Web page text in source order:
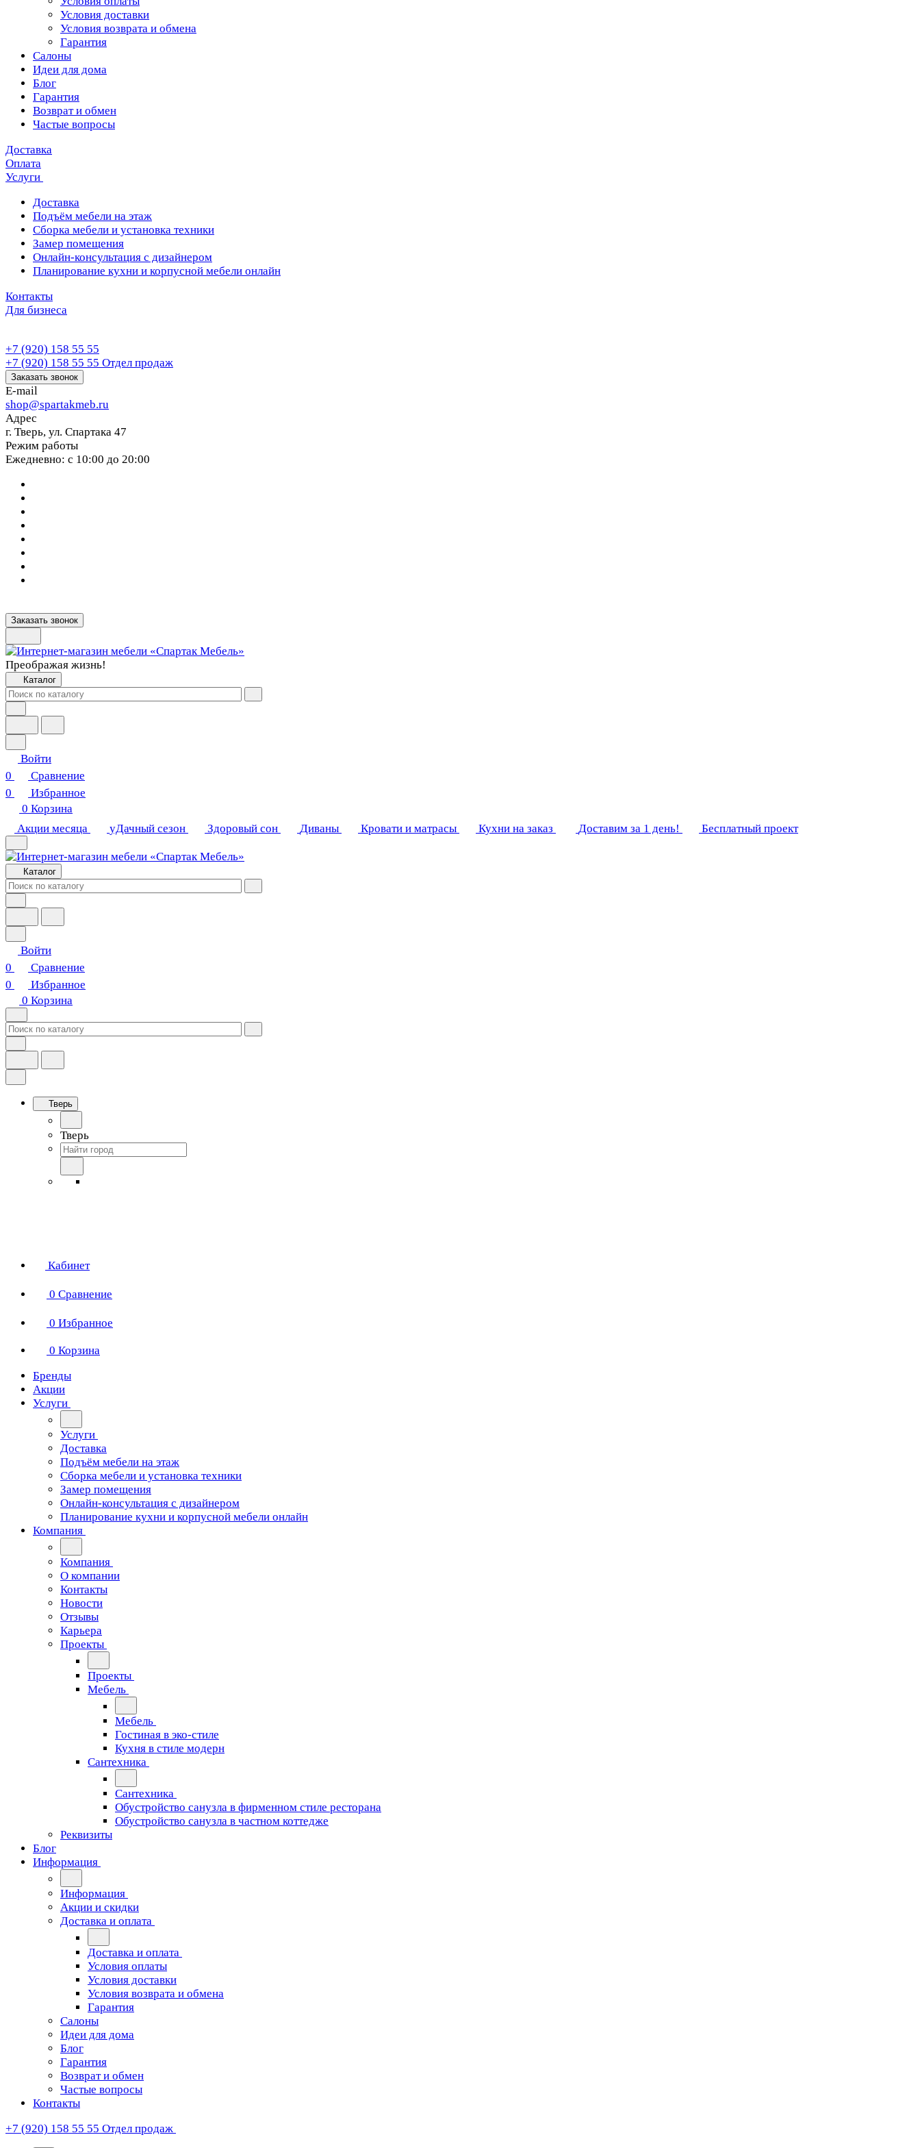
Условия доставки
Условия возврата и обмена
Гарантия
Салоны
Идеи для дома
Блог
Гарантия
Возврат и обмен
Частые вопросы
Доставка
Оплата
Услуги
Доставка
Подъём мебели на этаж
Сборка мебели и установка техники
Замер помещения
Онлайн-консультация с дизайнером
Планирование кухни и корпусной мебели онлайн
Контакты
Для бизнеса
+7 (920) 158 55 55
+7 (920) 158 55 55 Отдел продаж
Заказать звонок
E-mail
shop@spartakmeb.ru
Адрес
г. Тверь, ул. Спартака 47
Режим работы
Ежедневно: с 10:00 до 20:00
Заказать звонок
Преображая жизнь!
Каталог
Войти
0
Сравнение
0
Избранное
0 Корзина
Акции месяца
уДачный сезон Здоровый сон Диваны Кровати и матрасы Кухни на заказ Доставим за 1 день! Бесплатный проект
Каталог
Войти
0
Сравнение
0
Избранное
0 Корзина
Тверь
Тверь
Кабинет
0 Сравнение
0 Избранное
0 Корзина
Бренды
Акции
Услуги
Услуги
Доставка
Подъём мебели на этаж
Сборка мебели и установка техники
Замер помещения
Онлайн-консультация с дизайнером
Планирование кухни и корпусной мебели онлайн
Компания
Компания
О компании
Контакты
Новости
Отзывы
Карьера
Проекты
Проекты
Мебель
Мебель
Гостиная в эко-стиле
Кухня в стиле модерн
Сантехника
Сантехника
Обустройство санузла в фирменном стиле ресторана
Обустройство санузла в частном коттедже
Реквизиты
Блог
Информация
Информация
Акции и скидки
Доставка и оплата
Доставка и оплата
Условия оплаты
Условия доставки
Условия возврата и обмена
Гарантия
Салоны
Идеи для дома
Блог
Гарантия
Возврат и обмен
Частые вопросы
Контакты
+7 (920) 158 55 55 Отдел продаж